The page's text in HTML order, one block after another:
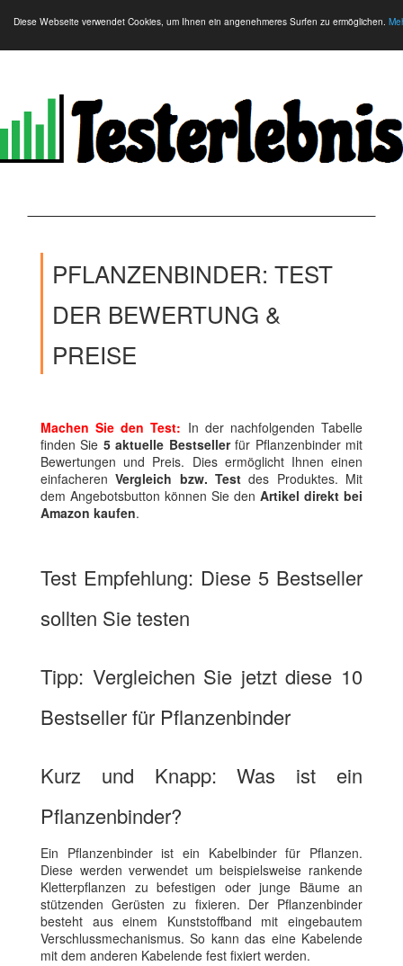
Diese Webseite verwendet Cookies, um Ihnen ein angenehmeres Surfen zu ermöglichen.
PFLANZENBINDER: TEST
DER BEWERTUNG &
PREISE
Machen Sie den Test: In der nachfolgenden Tabelle
finden Sie 5 aktuelle Bestsellerfür Pflanzenbinder mit
Bewertungen und Preis. Dies ermöglicht Ihnen einen
einfacherenVergleich bzw. Test des Produktes. Mit
dem Angebotsbutton können Sie den Artikel direkt bei
Amazon kaufen.
Test Empfehlung: Diese 5 Bestseller
sollten Sie testen
Tipp: Vergleichen Sie jetzt diese 10
Bestseller für Pflanzenbinder
Kurz und Knapp: Was ist ein
Pflanzenbinder?
Ein Pflanzenbinder ist ein Kabelbinder für Pflanzen.
Diese werden verwendet um beispielsweise rankende
Kletterpflanzen zu befestigen oder junge Bäume an
stützenden Gerüsten zu fixieren. Der Pflanzenbinder
besteht aus einem Kunststoffband mit eingebautem
Verschlussmechanismus. So kann das eine Kabelende
mit dem anderen Kabelende fest fixiert werden.